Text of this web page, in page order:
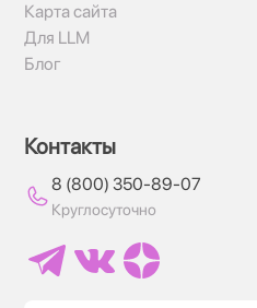
Карта сайта
Для LLM
Блог
Контакты
8 (800) 350-89-07
Круглосуточно